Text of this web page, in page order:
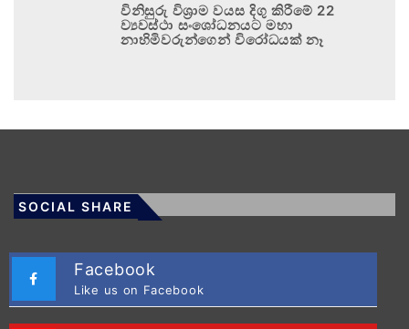
විනිසුරු විශ්‍රාම වයස දිගු කිරීමේ 22
ව්‍යවස්ථා සංශෝධනයට මහා
නාහිමිවරුන්ගෙන් විරෝධයක් නෑ
SOCIAL SHARE
Facebook
Like us on Facebook